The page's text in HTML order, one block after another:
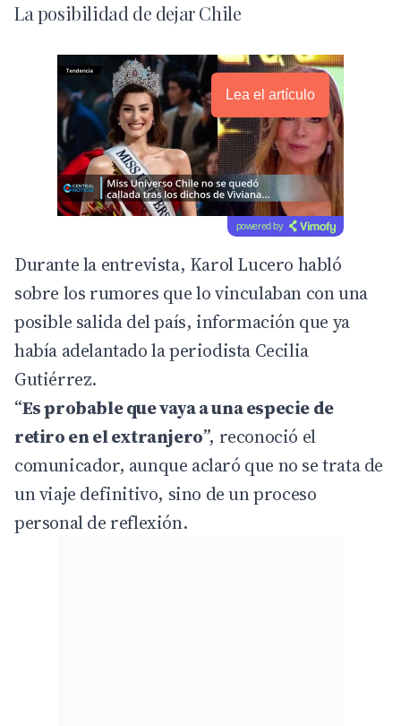
La posibilidad de dejar Chile
Lea el artículo
powered by
Durante la entrevista, Karol Lucero habló
sobre los rumores que lo vinculaban con una
posible salida del país, información que ya
había adelantado la periodista Cecilia
Gutiérrez.
“Es probable que vaya a una especie de
retiro en el extranjero”, reconoció el
comunicador, aunque aclaró que no se trata de
un viaje definitivo, sino de un proceso
personal de reflexión.